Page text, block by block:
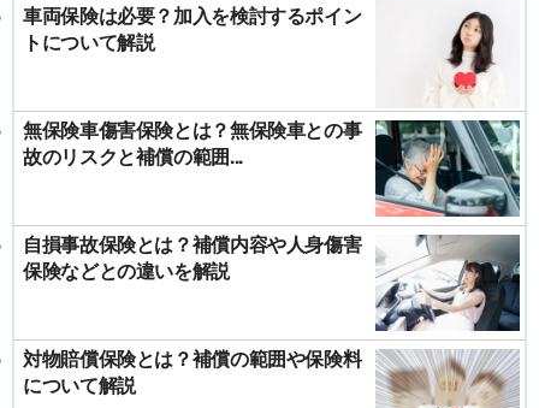
車両保険は必要？加入を検討するポイン
トについて解説
無保険車傷害保険とは？無保険車との事
故のリスクと補償の範囲...
自損事故保険とは？補償内容や人身傷害
保険などとの違いを解説
対物賠償保険とは？補償の範囲や保険料
について解説